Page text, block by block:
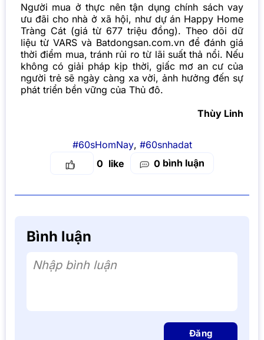
Người mua ở thực nên tận dụng chính sách vay
ưu đãi cho nhà ở xã hội, như dự án Happy Home
Tràng Cát (giá từ 677 triệu đồng). Theo dõi dữ
liệu từ VARS và Batdongsan.com.vn để đánh giá
thời điểm mua, tránh rủi ro từ lãi suất thả nổi. Nếu
không có giải pháp kịp thời, giấc mơ an cư của
người trẻ sẽ ngày càng xa vời, ảnh hưởng đến sự
phát triển bền vững của Thủ đô.
Thùy Linh
#60sHomNay, #60snhadat
0
0 bình luận
Bình luận
Nhập bình luận
Đăng